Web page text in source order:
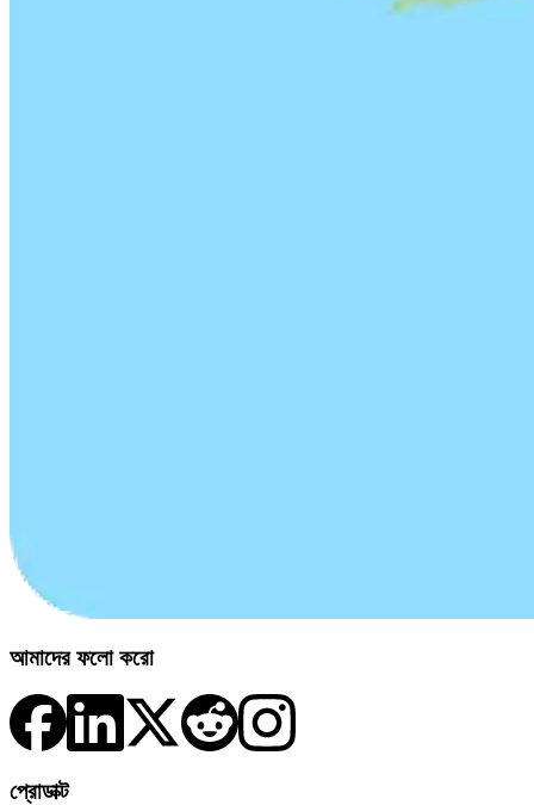
আমাদের ফলো করো
প্রোডাক্ট